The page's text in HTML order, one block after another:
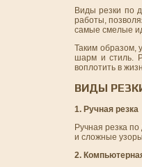
Виды резки по
работы,
самые смелые
Таким образом,
шарм и стиль.
воплотить в
ВИДЫ
1. Ручная резка
Ручная резка
и сложные
2.